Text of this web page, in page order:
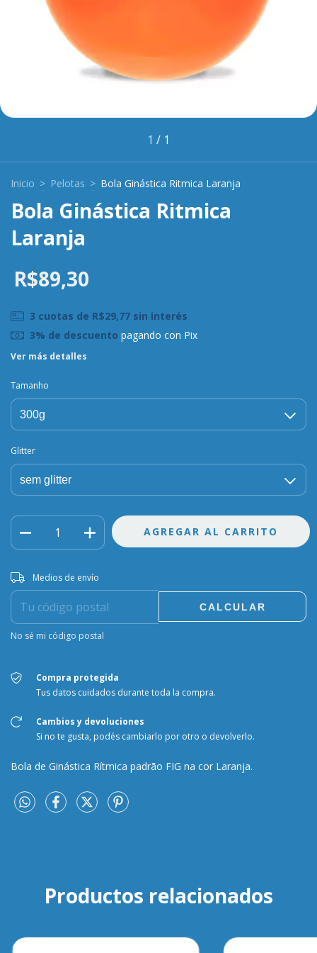
1 / 1
Inicio > Pelotas > Bola Ginástica Ritmica Laranja
Bola Ginástica Ritmica
Laranja
R$89,30
3 cuotas de R$29,77 sin interés
3% de descuento pagando con Pix
Ver más detalles
Tamanho
Glitter
Entregas para el CP:
Medios de envío
CALCULAR
No sé mi código postal
Compra protegida
Tus datos cuidados durante toda la compra.
Cambios y devoluciones
Si no te gusta, podés cambiarlo por otro o devolverlo.
Bola de Ginástica Rítmica padrão FIG na cor Laranja.
Productos relacionados